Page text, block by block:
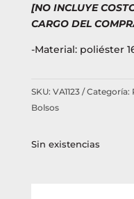
[NO INCLUYE
CARGO DEL
-Material: poliéster
SKU: VA1123 Categoría:
Bolsos
Sin existencias